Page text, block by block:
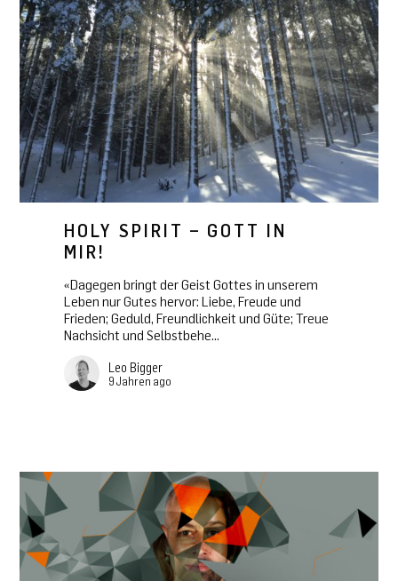
HOLY SPIRIT – GOTT IN
MIR!
«Dagegen bringt der Geist Gottes in unserem
Leben nur Gutes hervor: Liebe, Freude und
Frieden; Geduld, Freundlichkeit und Güte; Treue
Nachsicht und Selbstbehe...
Leo Bigger
9 Jahren ago